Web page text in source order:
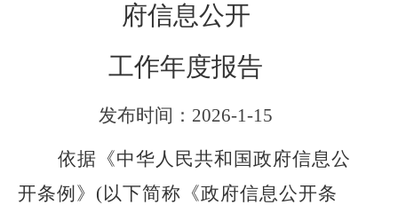
府信息公开
工作年度报告
发布时间： 2026-1-15
依据《中华人民共和国政府信息公
开条例》 (以下简称《政府信息公开条